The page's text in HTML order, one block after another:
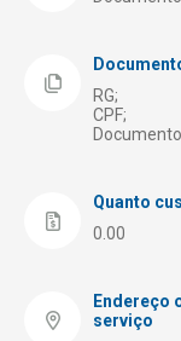
Receita Municipal
Registro de
Transporte e
RG;
CPF;
Quanto
0.00
Endereço
serviço